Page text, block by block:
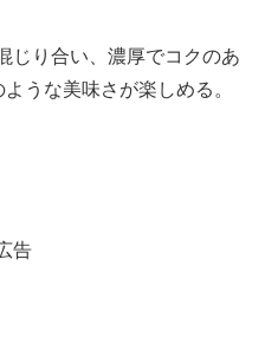
じり合い、濃厚でコクのあ
うな美味さが楽しめる。
告